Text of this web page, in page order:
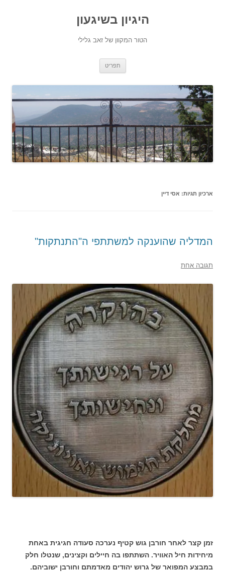
היגיון בשיגעון
הטור המקוון של זאב גלילי
תפריט
ארכיון תגיות: אסי דיין
המדליה שהוענקה למשתתפי ה"התנתקות"
תגובה אחת
זמן קצר לאחר חורבן גוש קטיף נערכה סעודה חגיגית באחת
מיחידות חיל האוויר. השתתפו בה חיילים וקצינים, שנטלו חלק
במבצע המפואר של גרוש יהודים מאדמתם וחורבן ישוביהם.